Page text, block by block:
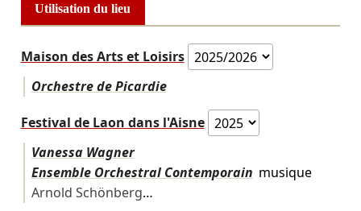
Utilisation du lieu
Maison des Arts et Loisirs
Orchestre de Picardie
Festival de Laon dans l'Aisne
Vanessa Wagner
Ensemble Orchestral Contemporain musique
Arnold Schönberg…